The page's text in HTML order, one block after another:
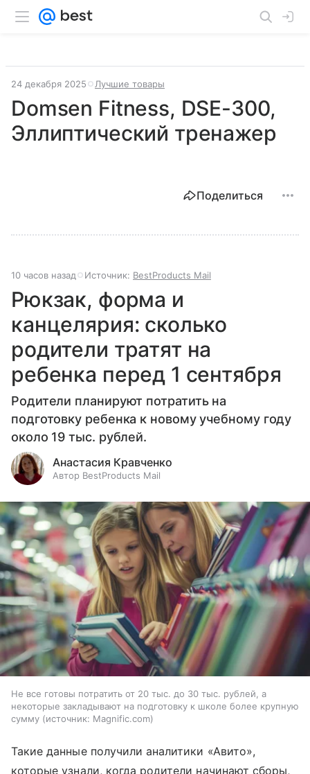
24 декабря 2025 Лучшие товары
Domsen Fitness, DSE-300,
Эллиптический тренажер
Поделиться
10 часов назад Источник: BestProducts Mail
Рюкзак, форма и
канцелярия: сколько
родители тратят на
ребенка перед 1 сентября
Родители планируют потратить на
подготовку ребенка к новому учебному году
около 19 тыс. рублей.
Анастасия Кравченко
Автор BestProducts Mail
Не все готовы потратить от 20 тыс. до 30 тыс. рублей, а
некоторые закладывают на подготовку к школе более крупную
сумму
источник: Magnific.com
Такие данные получили аналитики «Авито»,
которые узнали, когда родители начинают сборы,